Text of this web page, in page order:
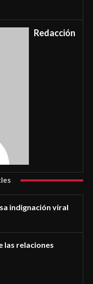
Redacción
indignación viral
las relaciones